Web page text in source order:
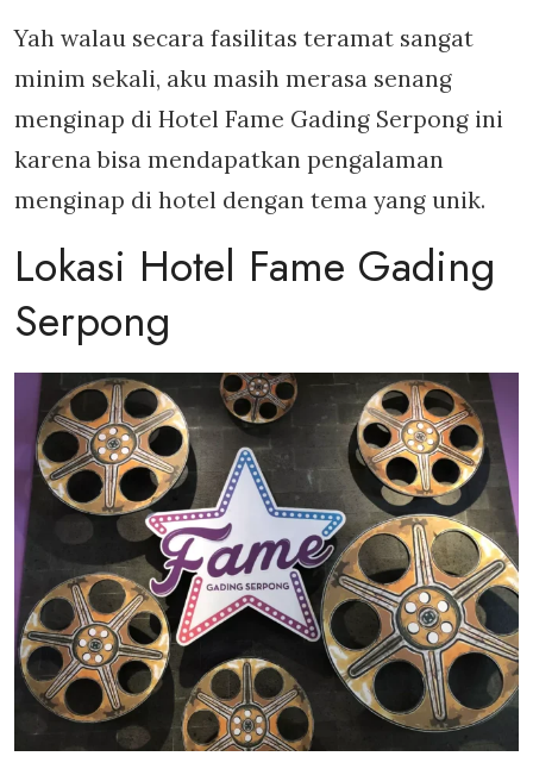
Yah walau secara fasilitas teramat sangat
minim sekali, aku masih merasa senang
menginap di Hotel Fame Gading Serpong ini
karena bisa mendapatkan pengalaman
menginap di hotel dengan tema yang unik.
Lokasi Hotel Fame Gading
Serpong